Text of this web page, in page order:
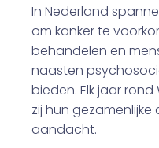
In Nederland
om kanker te
behandelen en
naasten
bieden. Elk jaar
zij hun
aandacht.